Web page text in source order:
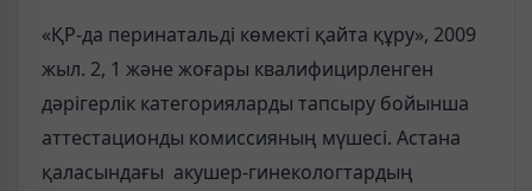
«ҚР-да перинатальді көмекті қайта құру», 2009
жыл. 2, 1 және жоғары квалифицирленген
дәрігерлік категорияларды тапсыру бойынша
аттестационды комиссияның мүшесі. Астана
қаласындағы акушер-гинекологтардың